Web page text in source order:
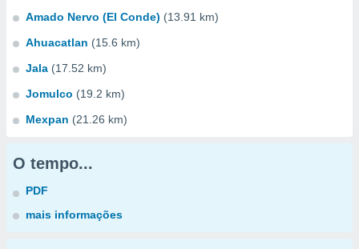
Amado Nervo (El Conde) (13.91 km)
Ahuacatlan (15.6 km)
Jala (17.52 km)
Jomulco (19.2 km)
Mexpan (21.26 km)
O tempo...
PDF
mais informações